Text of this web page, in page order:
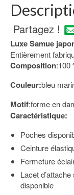
Partagez !
Luxe Samue
Entièrement
Composition:100
Couleur:bleu
Motif:forme en
Caractéristique:
Poches
Ceinture
Fermeture
Lacet
disponible